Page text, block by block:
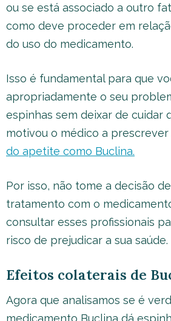
ou se está associado a outro
como deve proceder em
do uso do medicamento.
Isso é fundamental para que
apropriadamente o seu
espinhas sem deixar de cuidar
motivou o médico a prescrever
do apetite como Buclina.
Por isso, não tome a decisão
tratamento com o
consultar esses profissionais
risco de prejudicar a sua saúde.
Efeitos colaterais de
Agora que analisamos se é